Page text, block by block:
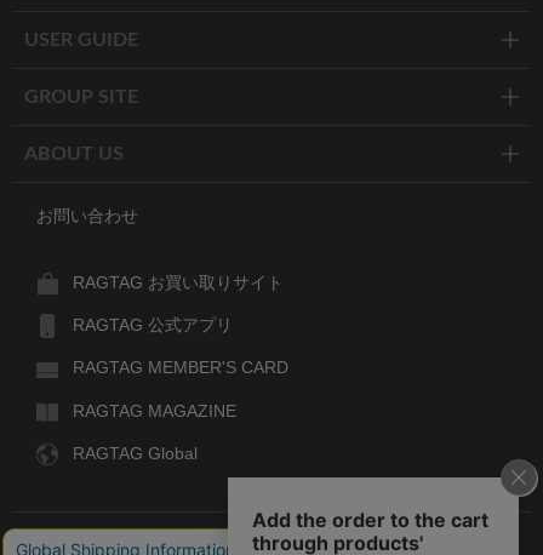
USER GUIDE
GROUP SITE
ABOUT US
お問い合わせ
RAGTAG お買い取りサイト
RAGTAG 公式アプリ
RAGTAG MEMBER'S CARD
RAGTAG MAGAZINE
RAGTAG Global